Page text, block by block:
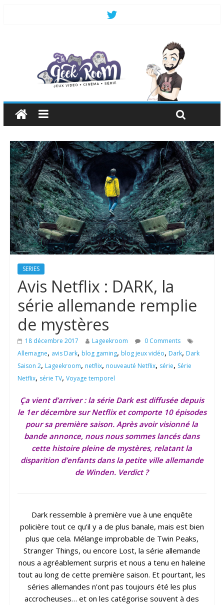
SERIES
Avis Netflix : DARK, la
série allemande remplie
de mystères
18 décembre 2017 Lageekroom
0 Comments
Allemagne, avis Dark, blog gaming, blog jeux vidéo, Dark, Dark
Saison 2, Lageekroom, netflix, nouveauté Netflix, série, Série
Netflix, série TV, Voyage temporel
Ça vient d’arriver : la série Dark est diffusée depuis
le 1er décembre sur Netflix et comporte 10 épisodes
pour sa première saison. Après avoir visionné la
bande annonce, nous nous sommes lancés dans
cette histoire pleine de mystères, relatant la
disparition d’enfants dans la petite ville allemande
de Winden. Verdict ?
Dark ressemble à première vue à une enquête
policière tout ce qu’il y a de plus banale, mais est bien
plus que cela. Mélange improbable de Twin Peaks,
Stranger Things, ou encore Lost, la série allemande
nous a agréablement surpris et nous a tenu en haleine
tout au long de cette première saison. Et pourtant, les
séries allemandes n’ont pas toujours été les plus
accrocheuses… et on les catégorise souvent à des